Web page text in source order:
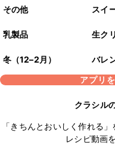
その他 スイ
乳製品 生ク
冬（12–2月）
バレ
アプリ
クラシル
「きちんとおいしく作れる
レシピ動画